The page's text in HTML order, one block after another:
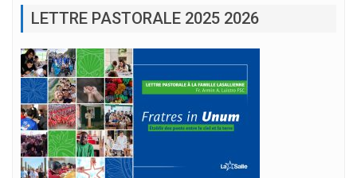
LETTRE PASTORALE 2025 2026